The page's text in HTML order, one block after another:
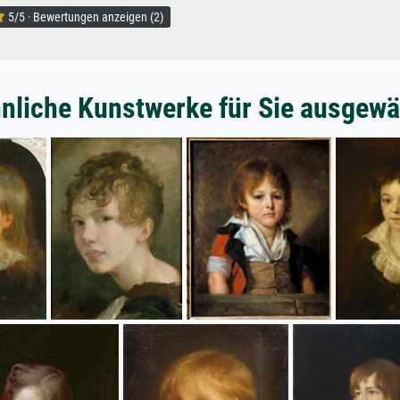
5/5 · Bewertungen anzeigen (2)
Kunstwerke für Sie